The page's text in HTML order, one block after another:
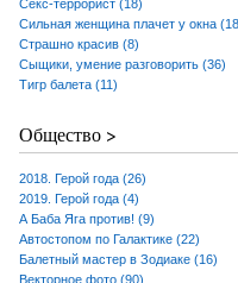
Секс-террорист (18)
Сильная женщина плачет у окна
Страшно красив (8)
Сыщики, умение разговорить (36)
Тигр балета (11)
Общество >
2018. Герой года (26)
2019. Герой года (4)
А Баба Яга против! (9)
Автостопом по Галактике (22)
Балетный мастер в Зодиаке (16)
Векторное фото (90)